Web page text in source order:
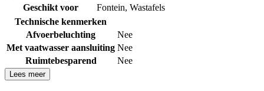
Geschikt voor
Fontein, Wastafels
Technische kenmerken
Afvoerbeluchting
Nee
Met vaatwasser aansluiting Nee
Ruimtebesparend
Nee
Lees meer